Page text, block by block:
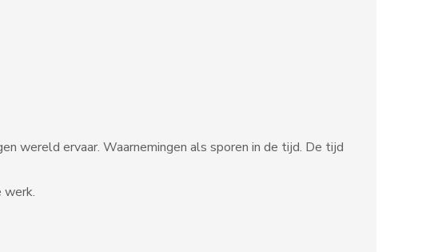
wereld ervaar. Waarnemingen als sporen in de tijd. De tijd
werk.